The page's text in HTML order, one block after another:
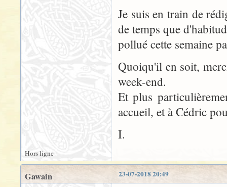
Je suis en train de
de temps que
pollué cette semaine
Quoiqu'il en soit,
week-end.
Et plus
accueil, et à Cédric
I.
Hors ligne
23-07-2018 20:49
Gawain